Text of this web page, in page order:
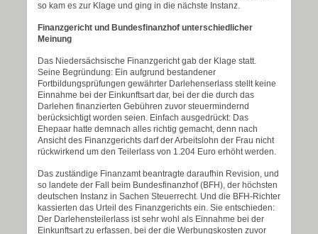
so kam es zur Klage und ging in die nächste Instanz.
Finanzgericht und Bundesfinanzhof unterschiedlicher
Meinung
Das Niedersächsische Finanzgericht gab der Klage statt.
Seine Begründung: Ein aufgrund bestandener
Fortbildungsprüfungen gewährter Darlehenserlass stellt keine
Einnahme bei der Einkunftsart dar, bei der die durch das
Darlehen finanzierten Gebühren zuvor steuermindernd
berücksichtigt worden seien. Einfach ausgedrückt: Das
Ehepaar hatte demnach alles richtig gemacht, denn nach
Ansicht des Finanzgerichts darf der Arbeitslohn der Frau nicht
rückwirkend um den Teilerlass von 1.204 Euro erhöht werden.
Das zuständige Finanzamt beantragte daraufhin Revision, und
so landete der Fall beim Bundesfinanzhof (BFH), der höchsten
deutschen Instanz in Sachen Steuerrecht. Und die BFH-Richter
kassierten das Urteil des Finanzgerichts ein. Sie entschieden:
Der Darlehensteilerlass ist sehr wohl als Einnahme bei der
Einkunftsart zu erfassen, bei der die Werbungskosten zuvor